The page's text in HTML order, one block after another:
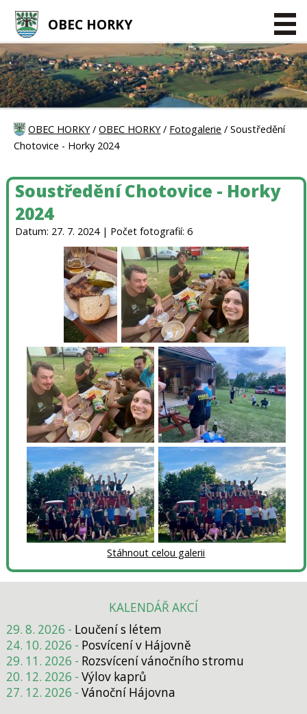
OBEC HORKY
OBEC HORKY/OBEC HORKY/ Fotogalerie / Soustředění
Chotovice - Horky 2024
Soustředění Chotovice - Horky
2024
Datum: 27. 7. 2024 | Počet fotografií: 6
Stáhnout celou galerii
KALENDÁŘ AKCÍ
29. 8. 2026 - Loučení s létem
24. 10. 2026 - Posvícení v Hájovně
29. 11. 2026 - Rozsvícení vánočního stromu
20. 12. 2026 - Výlov kaprů
27. 12. 2026 - Vánoční Hájovna